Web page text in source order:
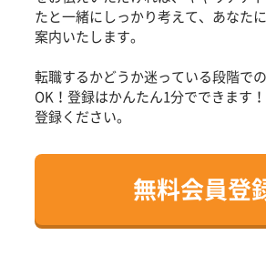
たと一緒にしっかり考えて、あなた
案内いたします。
転職するかどうか迷っている段階で
OK！登録はかんたん1分でできます
登録ください。
無料会員登